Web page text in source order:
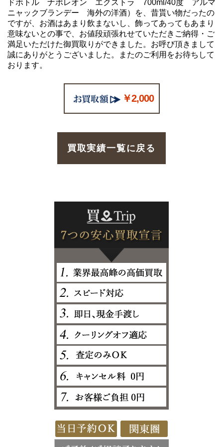
ドボトル ナポレオン エクストラ 700ml/40度 アルマ
ニャックブランデー 海外の洋酒）を、昔貰い物だったの
ですが、お酒はあまり飲まないし、飾ってあってもあまり
意味ないとの事で、お値段頑張れせていただきご納得・ご
満足いただけた御買取りができました。お呼び頂きまして
誠にありがとうございました。またのご利用をお待ちして
おります。
￥2,000
買取実績一覧に戻る